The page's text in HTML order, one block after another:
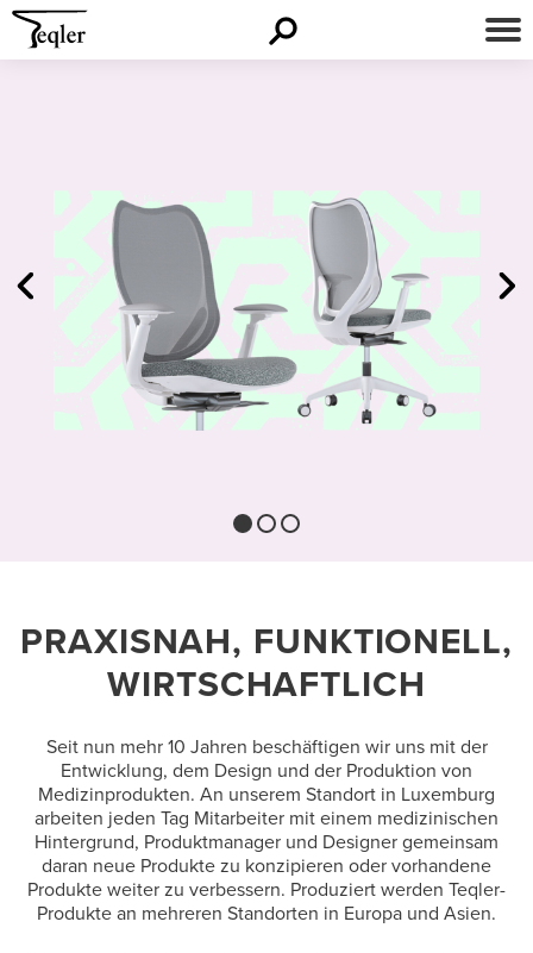
PRAXISNAH, FUNKTIONELL,
WIRTSCHAFTLICH
Seit nun mehr 10 Jahren beschäftigen wir uns mit der
Entwicklung, dem Design und der Produktion von
Medizinprodukten. An unserem Standort in Luxemburg
arbeiten jeden Tag Mitarbeiter mit einem medizinischen
Hintergrund, Produktmanager und Designer gemeinsam
daran neue Produkte zu konzipieren oder vorhandene
Produkte weiter zu verbessern. Produziert werden Teqler-
Produkte an mehreren Standorten in Europa und Asien.